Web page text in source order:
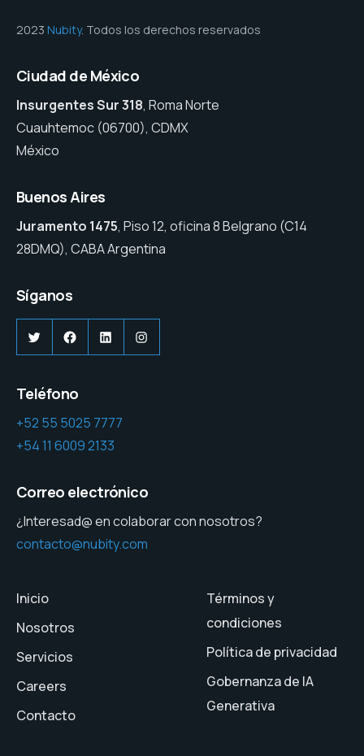
2023 Nubity. Todos los derechos reservados
Ciudad de México
Insurgentes Sur 318, Roma Norte
Cuauhtemoc (06700), CDMX
México
Buenos Aires
Juramento 1475, Piso 12, oficina 8 Belgrano (C14
28DMQ), CABA Argentina
Síganos
TwitterFacebook
LinkedInInstagram
Teléfono
+52 55 5025 7777
+54 11 6009 2133
Correo electrónico
¿Interesad@ en colaborar con nosotros?
contacto@nubity.com
Inicio
Nosotros
Servicios
Careers
Contacto
Términos y
condiciones
Política de privacidad
Gobernanza de IA
Generativa